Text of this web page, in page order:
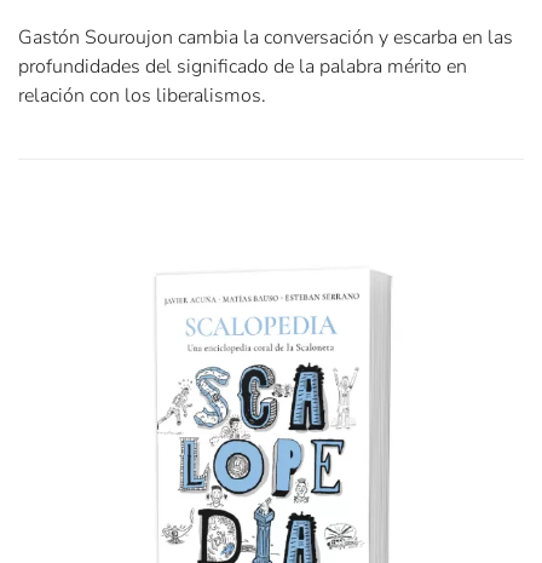
Gastón Souroujon cambia la conversación y escarba en las
profundidades del significado de la palabra mérito en
relación con los liberalismos.